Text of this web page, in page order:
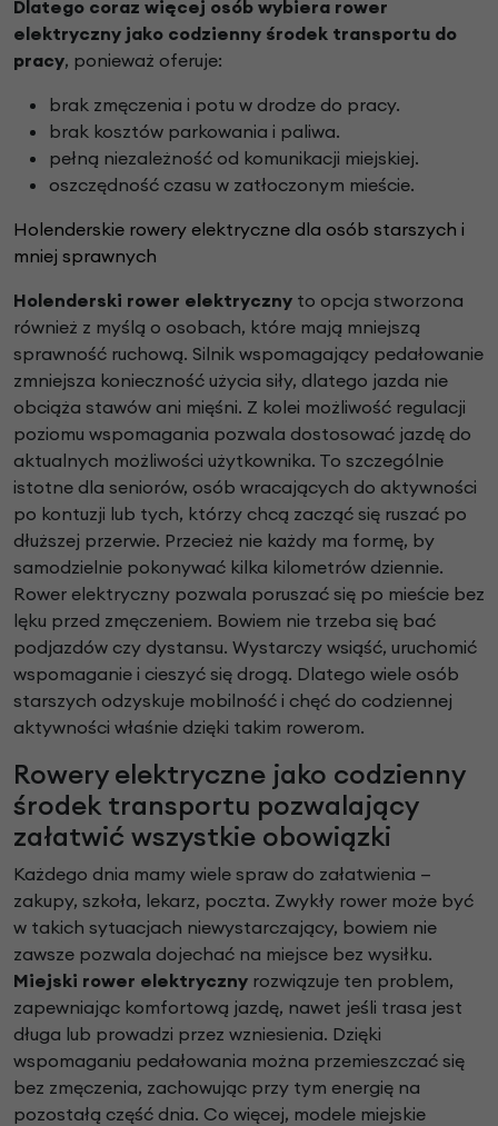
Dlatego coraz więcej osób wybiera rower
elektryczny jako codzienny środek transportu do
pracy, ponieważ oferuje:
brak zmęczenia i potu w drodze do pracy.
brak kosztów parkowania i paliwa.
pełną niezależność od komunikacji miejskiej.
oszczędność czasu w zatłoczonym mieście.
Holenderskie rowery elektryczne dla osób starszych i
mniej sprawnych
Holenderski rower elektryczny to opcja stworzona
również z myślą o osobach, które mają mniejszą
sprawność ruchową. Silnik wspomagający pedałowanie
zmniejsza konieczność użycia siły, dlatego jazda nie
obciąża stawów ani mięśni. Z kolei możliwość regulacji
poziomu wspomagania pozwala dostosować jazdę do
aktualnych możliwości użytkownika. To szczególnie
istotne dla seniorów, osób wracających do aktywności
po kontuzji lub tych, którzy chcą zacząć się ruszać po
dłuższej przerwie. Przecież nie każdy ma formę, by
samodzielnie pokonywać kilka kilometrów dziennie.
Rower elektryczny pozwala poruszać się po mieście bez
lęku przed zmęczeniem. Bowiem nie trzeba się bać
podjazdów czy dystansu. Wystarczy wsiąść, uruchomić
wspomaganie i cieszyć się drogą. Dlatego wiele osób
starszych odzyskuje mobilność i chęć do codziennej
aktywności właśnie dzięki takim rowerom.
Rowery elektryczne jako codzienny
środek transportu pozwalający
załatwić wszystkie obowiązki
Każdego dnia mamy wiele spraw do załatwienia —
zakupy, szkoła, lekarz, poczta. Zwykły rower może być
w takich sytuacjach niewystarczający, bowiem nie
zawsze pozwala dojechać na miejsce bez wysiłku.
Miejski rower elektryczny rozwiązuje ten problem,
zapewniając komfortową jazdę, nawet jeśli trasa jest
długa lub prowadzi przez wzniesienia. Dzięki
wspomaganiu pedałowania można przemieszczać się
bez zmęczenia, zachowując przy tym energię na
pozostałą część dnia. Co więcej, modele miejskie